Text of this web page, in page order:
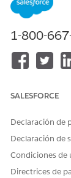
Unlimited
Permisos
permisos
Gestión
ayudando
eficiencia.
1-800-
SALESFORCE
Declaración de
Declaración de
Condiciones de
Directrices de